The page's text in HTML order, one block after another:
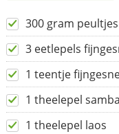
300 gram peultjes
3 eetlepels
1 teentje
1 theelepel
1 theelepel laos